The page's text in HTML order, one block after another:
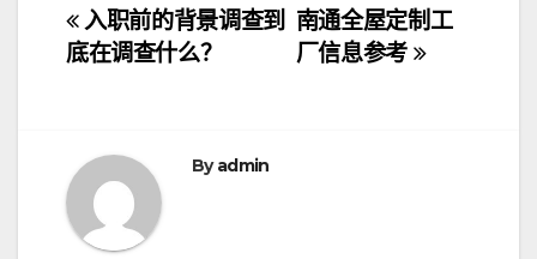
文
章
航
南通全屋定制工
厂信息参考
入职前的背景调查到
底在调查什么？
Byadmin